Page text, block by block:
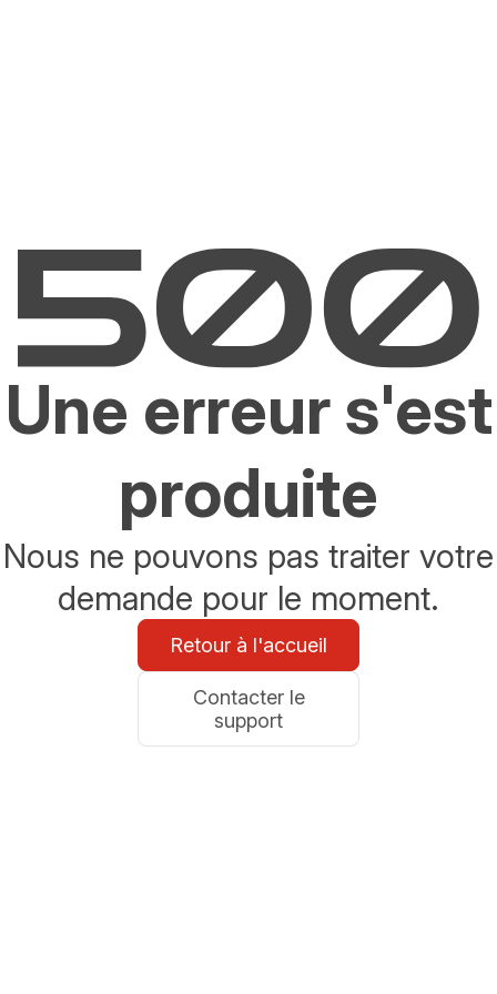
Une erreur s'est
produite
Nous ne pouvons pas traiter votre
demande pour le moment.
Retour à l'accueil
Contacter le
support